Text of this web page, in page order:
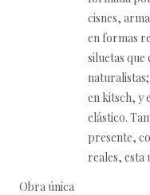
cisnes,
en formas
siluetas que
en kitsch, y
elástico.
presente,
reales, esta
Obra única